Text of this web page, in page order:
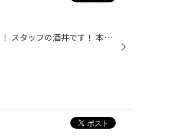
いつもタイヤ館松江南をご利用頂きありがとうございます！ スタッフの酒井です！ 本日はヘッドライトコーティングを施工させて頂きました！ いつも当店をご利用頂いているCR-Zのお客様♪ 本日は履き替えでご来店されました。 安全点検をしながら、ふと見るとライトが真っ白にくすんでいます。 これか...